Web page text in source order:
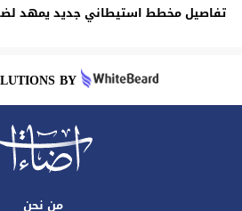
تفاصيل مخطط استيطاني جديد يمهد
BY
من نحن